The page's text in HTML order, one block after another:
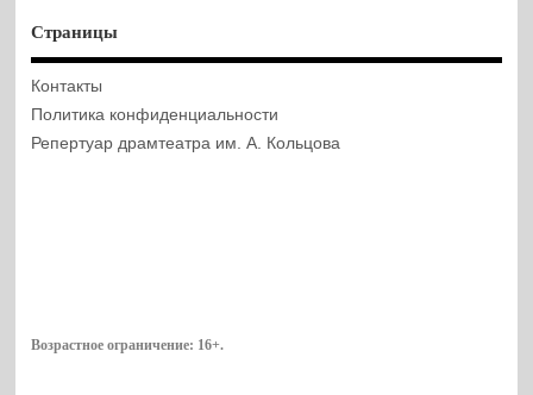
Страницы
Контакты
Политика конфиденциальности
Репертуар драмтеатра им. А. Кольцова
Возрастное ограничение: 16+.